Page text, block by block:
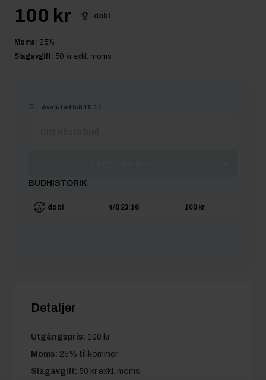
100 kr dobi
Moms: 25%
Slagavgift: 50 kr exkl. moms
Avslutad 5/8 10:11
BUDHISTORIK
dobi 4/8 23:16 100 kr
Detaljer
Utgångspris: 100 kr
Moms: 25% tillkommer
Slagavgift: 50 kr exkl. moms